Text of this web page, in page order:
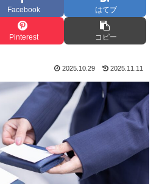
Facebook はてブ
Pinterest コピー
2025.10.29 2025.11.11